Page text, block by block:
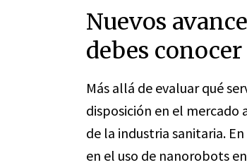
Nuevos
debes conocer
Más allá de evaluar qué
disposición en el
de la industria sanitaria.
en el uso de nanorobots